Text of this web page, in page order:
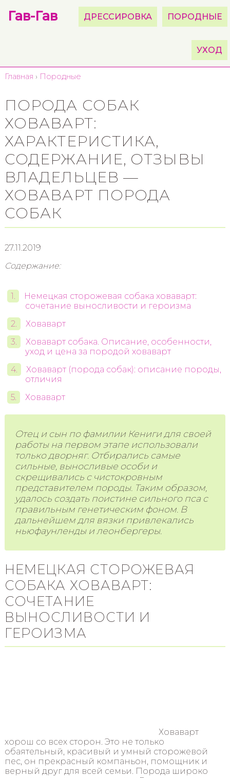
Гав-Гав ДРЕССИРОВКА ПОРОДНЫЕ
УХОД
Главная › Породные
ПОРОДА СОБАК
ХОВАВАРТ:
ХАРАКТЕРИСТИКА,
СОДЕРЖАНИЕ, ОТЗЫВЫ
ВЛАДЕЛЬЦЕВ —
ХОВАВАРТ ПОРОДА
СОБАК
27.11.2019
Содержание:
Немецкая сторожевая собака ховаварт:
сочетание выносливости и героизма
Ховаварт
Ховаварт собака. Описание, особенности,
уход и цена за породой ховаварт
Ховаварт (порода собак): описание породы,
отличия
Ховаварт
Отец и сын по фамилии Кениги для своей
работы на первом этапе использовали
только дворняг. Отбирались самые
сильные, выносливые особи и
скрещивались с чистокровным
представителем породы. Таким образом,
удалось создать поистине сильного пса с
правильным генетическим фоном. В
дальнейшем для вязки привлекались
ньюфаунленды и леонбергеры.
НЕМЕЦКАЯ СТОРОЖЕВАЯ
СОБАКА ХОВАВАРТ:
СОЧЕТАНИЕ
ВЫНОСЛИВОСТИ И
ГЕРОИЗМА
Ховаварт
хорош со всех сторон. Это не только
обаятельный, красивый и умный сторожевой
пес, он прекрасный компаньон, помощник и
верный друг для всей семьи. Порода широко